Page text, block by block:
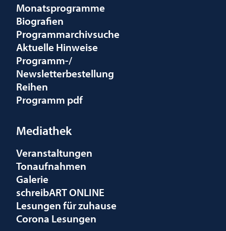
Monatsprogramme
Biografien
Programmarchivsuche
Aktuelle Hinweise
Programm-/
Newsletterbestellung
Reihen
Programm pdf
Mediathek
Veranstaltungen
Tonaufnahmen
Galerie
schreibART ONLINE
Lesungen für zuhause
Corona Lesungen